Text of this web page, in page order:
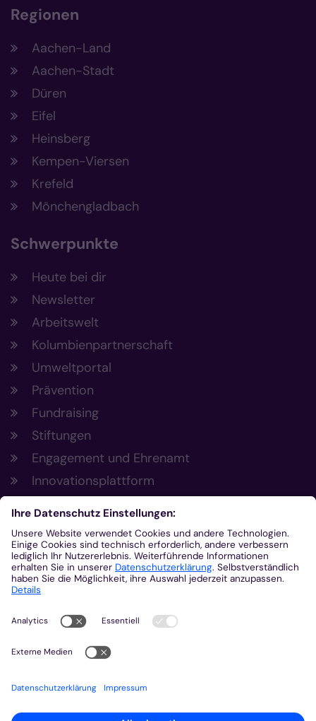
Regionen
Aachen-Land
Aachen-Stadt
Düren
Eifel
Heinsberg
Kempen-Viersen
Krefeld
Mönchengladbach
Schwerpunkte
Heute bei dir
Newsletter
Arbeitswelt
Kolumbienpartnerschaft
Umweltportal
Prävention
Fundraising
Stiftungen
Engagement und Ehrenamt
Innovationsplattform
Aus der Plattform
Nachrichten
Veranstaltungen
Gottesdienste
Stellenangebote
Kirchenzeitung
Amtsblatt (Kirchlicher Anzeiger)
Rechtsdatenbank
Meldestelle gemäß Hinweisgeberschutzgesetz